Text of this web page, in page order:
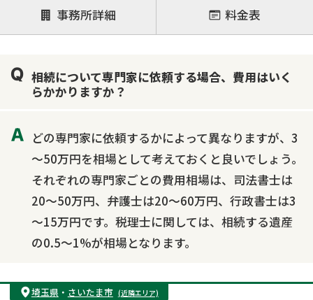
注力案件
遺言書作成・遺言執行
相続放棄
相続登記
相続手続き
銀行手続き
家族信託
成年後見・任意後見
相続トラブル
事務所詳細 料金表
相続について専門家に依頼する場合、費用はいく
らかかりますか？
どの専門家に依頼するかによって異なりますが、3
～50万円を相場として考えておくと良いでしょう。
それぞれの専門家ごとの費用相場は、司法書士は
20～50万円、弁護士は20～60万円、行政書士は3
～15万円です。税理士に関しては、相続する遺産
の0.5～1%が相場となります。
埼玉県 ・ さいたま市 (近隣エリア)